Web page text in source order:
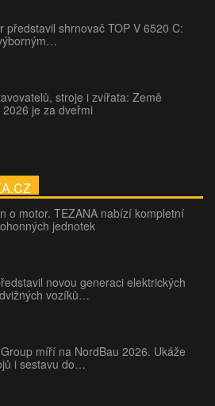
představil shrnovač TOP V 6520 C:
stroje i zvířata: Země
je za dveřmi
o motor. TEZANA nabízí kompletní
jednotek
novou generaci elektrických
vozíků…
míří na NordBau 2026. Ukáže
i sestavu do…